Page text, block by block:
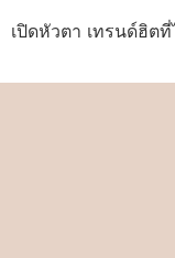
เปิดหัวตา เทรนด์ฮิต